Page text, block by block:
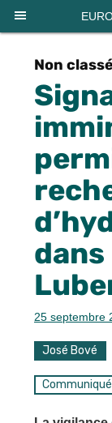
Non
dans
25 septembre
José Bové